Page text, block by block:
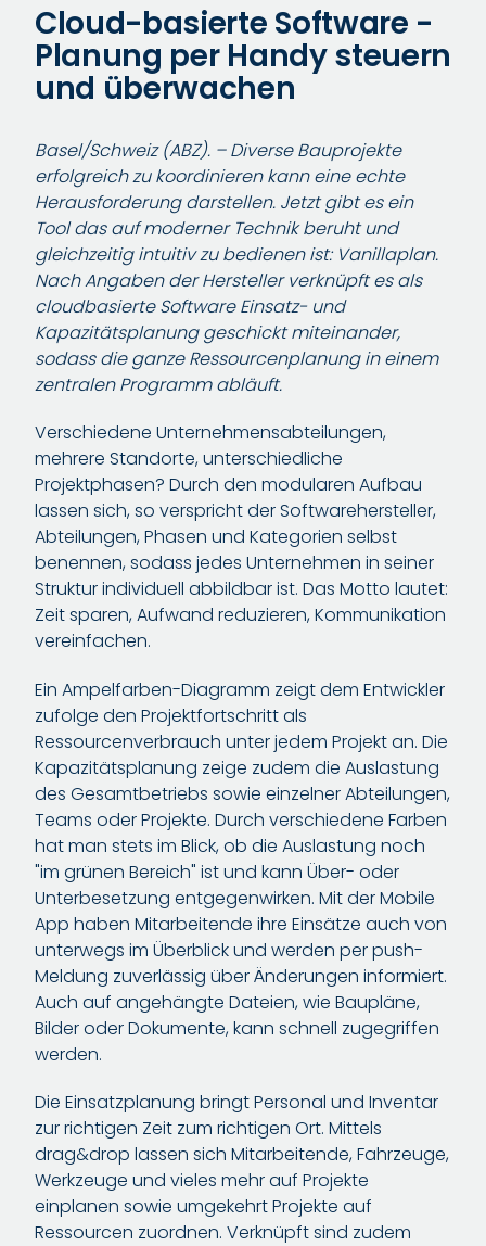
Cloud-basierte Software -
Planung per Handy steuern
und überwachen
Basel/Schweiz (ABZ). – Diverse Bauprojekte
erfolgreich zu koordinieren kann eine echte
Herausforderung darstellen. Jetzt gibt es ein
Tool das auf moderner Technik beruht und
gleichzeitig intuitiv zu bedienen ist: Vanillaplan.
Nach Angaben der Hersteller verknüpft es als
cloudbasierte Software Einsatz- und
Kapazitätsplanung geschickt miteinander,
sodass die ganze Ressourcenplanung in einem
zentralen Programm abläuft.
Verschiedene Unternehmensabteilungen,
mehrere Standorte, unterschiedliche
Projektphasen? Durch den modularen Aufbau
lassen sich, so verspricht der Softwarehersteller,
Abteilungen, Phasen und Kategorien selbst
benennen, sodass jedes Unternehmen in seiner
Struktur individuell abbildbar ist. Das Motto lautet:
Zeit sparen, Aufwand reduzieren, Kommunikation
vereinfachen.
Ein Ampelfarben-Diagramm zeigt dem Entwickler
zufolge den Projektfortschritt als
Ressourcenverbrauch unter jedem Projekt an. Die
Kapazitätsplanung zeige zudem die Auslastung
des Gesamtbetriebs sowie einzelner Abteilungen,
Teams oder Projekte. Durch verschiedene Farben
hat man stets im Blick, ob die Auslastung noch
"im grünen Bereich" ist und kann Über- oder
Unterbesetzung entgegenwirken. Mit der Mobile
App haben Mitarbeitende ihre Einsätze auch von
unterwegs im Überblick und werden per push-
Meldung zuverlässig über Änderungen informiert.
Auch auf angehängte Dateien, wie Baupläne,
Bilder oder Dokumente, kann schnell zugegriffen
werden.
Die Einsatzplanung bringt Personal und Inventar
zur richtigen Zeit zum richtigen Ort. Mittels
drag&drop lassen sich Mitarbeitende, Fahrzeuge,
Werkzeuge und vieles mehr auf Projekte
einplanen sowie umgekehrt Projekte auf
Ressourcen zuordnen. Verknüpft sind zudem